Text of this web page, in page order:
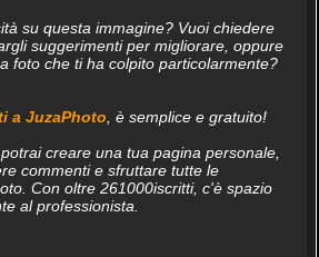
su questa immagine? Vuoi chiedere
suggerimenti per migliorare, oppure
foto che ti ha colpito particolarmente?
a JuzaPhoto , è semplice e gratuito!
creare una tua pagina personale,
commenti e sfruttare tutte le
Con oltre 261000iscritti, c'è spazio
al professionista.